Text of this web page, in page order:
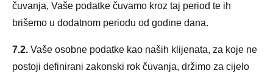
čuvanja, Vaše podatke čuvamo kroz taj period te ih
brišemo u dodatnom periodu od godine dana.
7.2. Vaše osobne podatke kao naših klijenata, za koje ne
postoji definirani zakonski rok čuvanja, držimo za cijelo